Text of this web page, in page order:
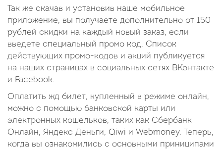
Так же скачав и установив наше мобильное
приложение, вы получаете дополнительно от 150
рублей скидки на каждый новый заказ, если
введете специальный промо код. Список
действующих промо-кодов и акций публикуется
на наших страницах в социальных сетях ВКонтакте
и Facebook.
Оплатить жд билет, купленный в режиме онлайн,
можно с помощью банковской карты или
электронных кошельков, таких как Сбербанк
Онлайн, Яндекс Деньги, Qiwi и Webmoney. Теперь,
когда вы ознакомились с основными приниципами